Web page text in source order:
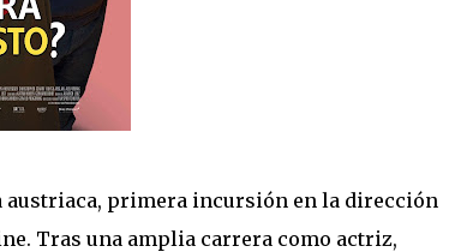
austriaca, primera incursión en la dirección
Tras una amplia carrera como actriz,